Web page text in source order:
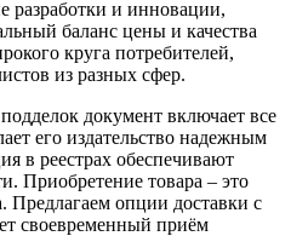
разработки и инновации,
баланс цены и качества
круга потребителей,
из разных сфер.
документ включает все
его издательство надежным
в реестрах обеспечивают
Приобретение товара – это
Предлагаем опции доставки с
своевременный приём